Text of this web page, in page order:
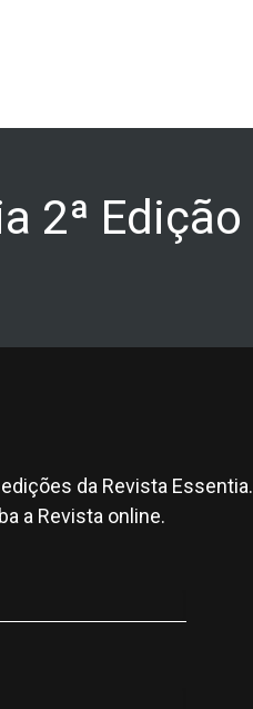
2ª Edição
da Revista Essentia.
a Revista online.